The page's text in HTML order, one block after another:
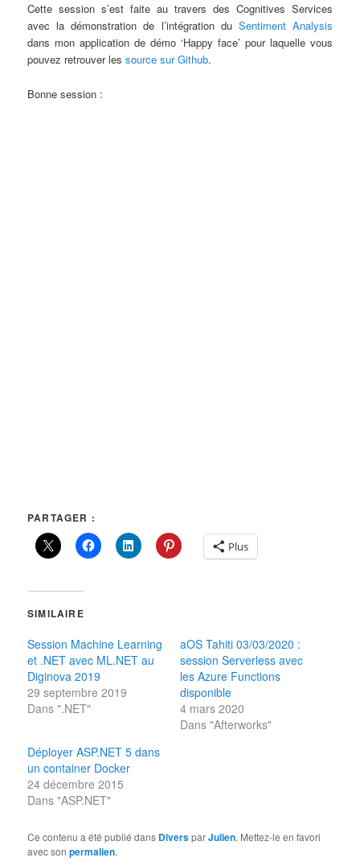
Cette session s’est faite au travers des Cognitives Services
avec la démonstration de l’intégration du Sentiment Analysis
dans mon application de démo ‘Happy face’ pour laquelle vous
pouvez retrouver lessource sur Github.
Bonne session :
PARTAGER :
Plus
SIMILAIRE
Session Machine Learning
et .NET avec ML.NET au
Diginova 2019
29 septembre 2019
Dans ".NET"
aOS Tahiti 03/03/2020 :
session Serverless avec
les Azure Functions
disponible
4 mars 2020
Dans "Afterworks"
Déployer ASP.NET 5 dans
un container Docker
24 décembre 2015
Dans "ASP.NET"
Ce contenu a été publié dans DiversparJulien. Mettez-le en favori
avec sonpermalien.